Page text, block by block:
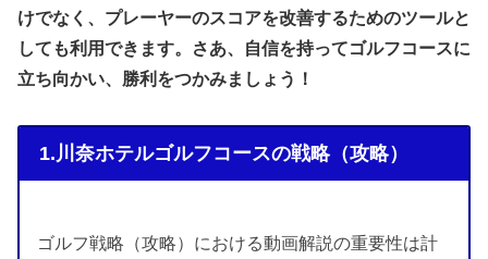
けでなく、プレーヤーのスコアを改善するためのツールと
しても利用できます。さあ、自信を持ってゴルフコースに
立ち向かい、勝利をつかみましょう！
1.川奈ホテルゴルフコースの戦略（攻略）
ゴルフ戦略（攻略）における動画解説の重要性は計